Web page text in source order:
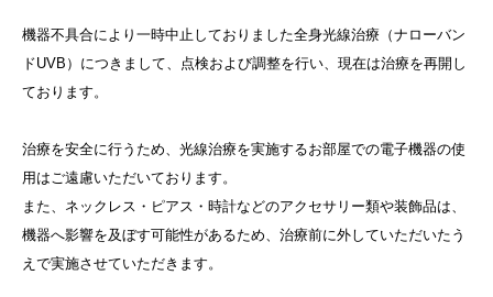
機器不具合により一時中止しておりました全身光線治療（ナローバン
ドUVB）につきまして、点検および調整を行い、現在は治療を再開し
ております。
治療を安全に行うため、光線治療を実施するお部屋での電子機器の使
用はご遠慮いただいております。
また、ネックレス・ピアス・時計などのアクセサリー類や装飾品は、
機器へ影響を及ぼす可能性があるため、治療前に外していただいたう
えで実施させていただきます。